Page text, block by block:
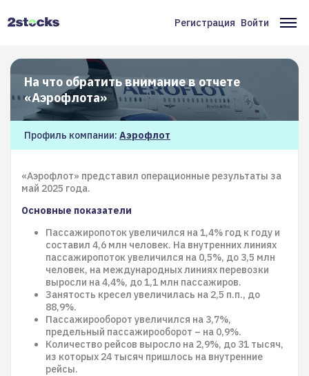
Меню
учётной
записи
пользователя
Регистрация Войти
На что обратить внимание в отчете
«Аэрофлота»
Профиль компании: Аэрофлот
«Аэрофлот» представил операционные результаты за
май 2025 года.
Основные показатели
Пассажиропоток увеличился на 1,4% год к году и
составил 4,6 млн человек. На внутренних линиях
пассажиропоток увеличился на 0,5%, до 3,5 млн
человек, на международных линиях перевозки
выросли на 4,4%, до 1,1 млн пассажиров.
Занятость кресел увеличилась на 2,5 п.п., до
88,9%.
Пассажирооборот увеличился на 3,7%,
предельный пассажирооборот – на 0,9%.
Количество рейсов выросло на 2,9%, до 31 тысяч,
из которых 24 тысяч пришлось на внутренние
рейсы.